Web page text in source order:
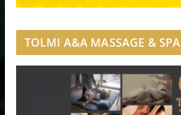
TOLMI A&A MASSAGE & SPA